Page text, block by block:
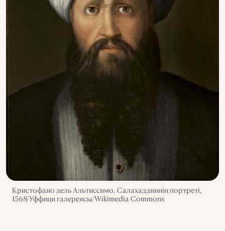
Кристофано дель Альтиссимо. Салахаддиннің портреті,
1568/Уффици галереясы/Wikimedia Commons